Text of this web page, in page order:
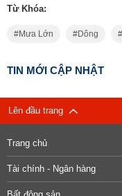
Từ Khóa:
Mưa Lớn Dông
TIN MỚI CẬP NHẬT
Lên đầu trang
Trang chủ
Tài chính - Ngân hàng